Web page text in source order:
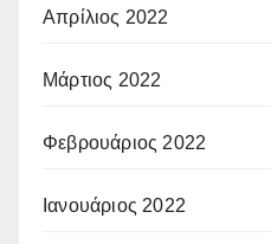
Απρίλιος 2022
Μάρτιος 2022
Φεβρουάριος 2022
Ιανουάριος 2022